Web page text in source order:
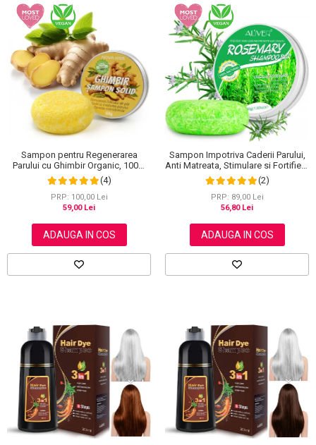
Sampon pentru Regenerarea
Parului cu Ghimbir Organic, 100%
Natural, 60 g(4)
PRP: 100,00 Lei
59,00 Lei
ADAUGA IN COS
Sampon Impotriva Caderii Parului,
Anti Matreata, Stimulare si Fortifiere
cu Rozmarin Organic, 100% Natural,
Aliver 60 g
(2)
PRP: 89,00 Lei
56,80 Lei
ADAUGA IN COS